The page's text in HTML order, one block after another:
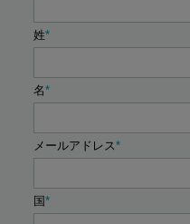
姓
名
メールアドレス
国